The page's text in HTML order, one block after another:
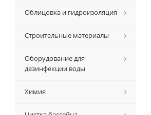
Облицовка и гидроизоляция
Строительные материалы
Оборудование для
дезинфекции воды
Химия